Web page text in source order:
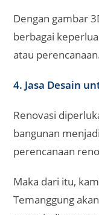
Dengan gambar
berbagai
atau
4. Jasa Desain
Renovasi
bangunan
perencanaan
Maka dari itu,
Temanggung